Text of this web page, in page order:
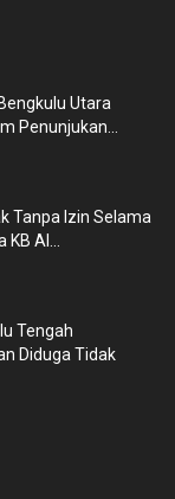
Utara
Penunjukan...
Tanpa Izin Selama
Al...
Tengah
Diduga Tidak